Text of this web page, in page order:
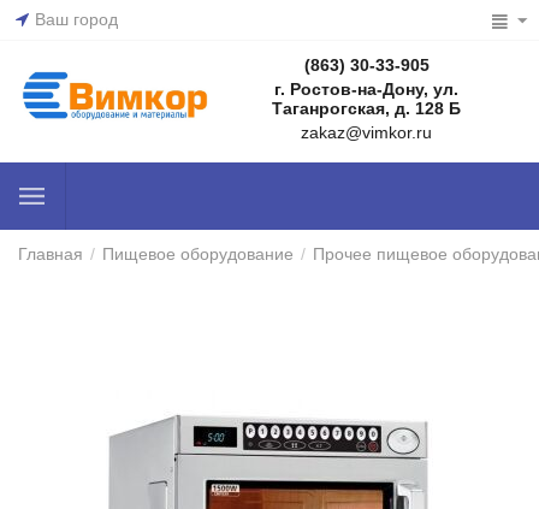
Ваш город
(863) 30-33-905
г. Ростов-на-Дону, ул.
Таганрогская, д. 128 Б
zakaz@vimkor.ru
Главная / Пищевое оборудование / Прочее пищевое